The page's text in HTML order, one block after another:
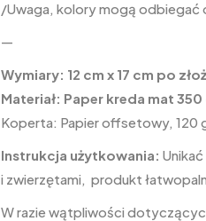
/Uwaga, kolory mogą odbiegać
—
Wymiary: 12 cm x 17 cm po
Materiał: Paper kreda mat 350
Koperta: Papier offsetowy, 120
Instrukcja użytkowania:
i zwierzętami, produkt
W razie wątpliwości